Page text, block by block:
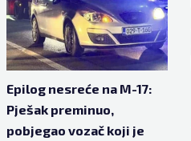
Epilog nesreće na M-17:
Pješak preminuo,
pobjegao vozač koji je